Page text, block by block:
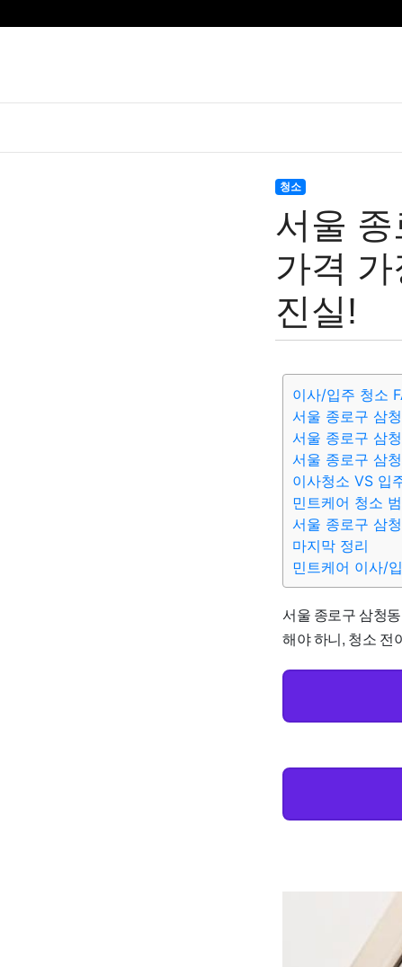
청소
서울
가격
진실!
이사/입주 청소
서울 종로구 삼
서울 종로구 삼
서울 종로구 삼
이사청소 VS 입
민트케어 청소
서울 종로구 삼
마지막 정리
민트케어 이사/
서울 종로구 삼청
해야 하니, 청소 전